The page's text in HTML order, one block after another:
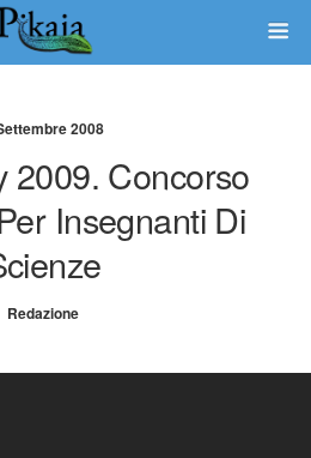
2008
2009. Concorso
Insegnanti Di
Redazione